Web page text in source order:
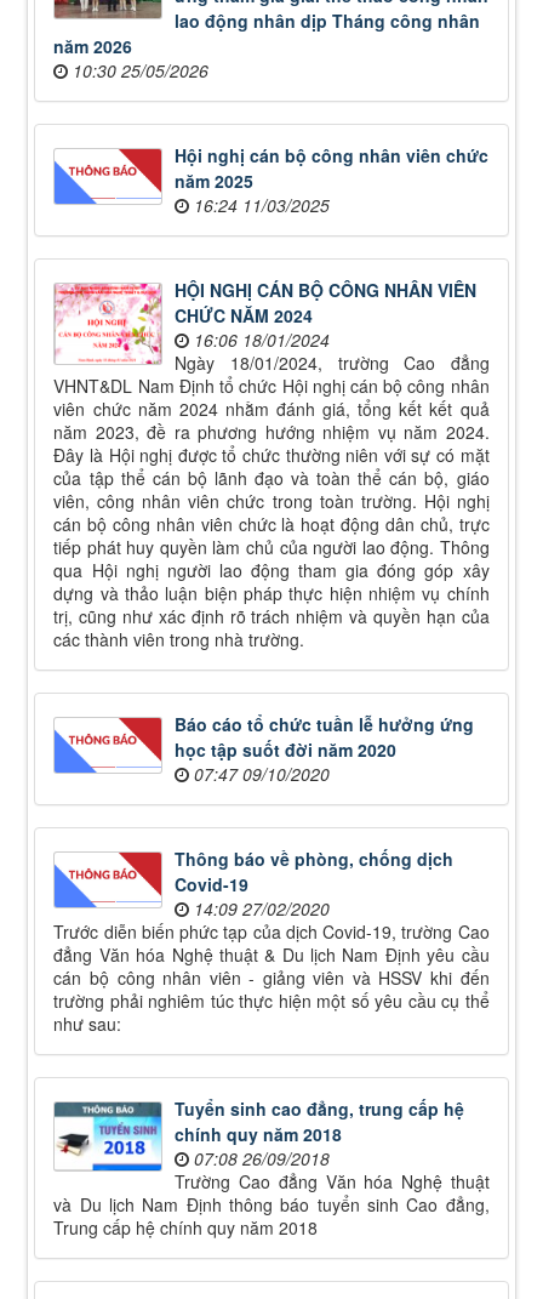
lao động nhân dịp Tháng công nhân
năm 2026
10:30 25/05/2026
Hội nghị cán bộ công nhân viên chức
năm 2025
16:24 11/03/2025
HỘI NGHỊ CÁN BỘ CÔNG NHÂN VIÊN
CHỨC NĂM 2024
16:06 18/01/2024
Ngày 18/01/2024, trường Cao đẳng
VHNT&DL Nam Định tổ chức Hội nghị cán bộ công nhân
viên chức năm 2024 nhằm đánh giá, tổng kết kết quả
năm 2023, đề ra phương hướng nhiệm vụ năm 2024.
Đây là Hội nghị được tổ chức thường niên với sự có mặt
của tập thể cán bộ lãnh đạo và toàn thể cán bộ, giáo
viên, công nhân viên chức trong toàn trường. Hội nghị
cán bộ công nhân viên chức là hoạt động dân chủ, trực
tiếp phát huy quyền làm chủ của người lao động. Thông
qua Hội nghị người lao động tham gia đóng góp xây
dựng và thảo luận biện pháp thực hiện nhiệm vụ chính
trị, cũng như xác định rõ trách nhiệm và quyền hạn của
các thành viên trong nhà trường.
Báo cáo tổ chức tuần lễ hưởng ứng
học tập suốt đời năm 2020
07:47 09/10/2020
Thông báo về phòng, chống dịch
Covid-19
14:09 27/02/2020
Trước diễn biến phức tạp của dịch Covid-19, trường Cao
đẳng Văn hóa Nghệ thuật & Du lịch Nam Định yêu cầu
cán bộ công nhân viên - giảng viên và HSSV khi đến
trường phải nghiêm túc thực hiện một số yêu cầu cụ thể
như sau:
Tuyển sinh cao đẳng, trung cấp hệ
chính quy năm 2018
07:08 26/09/2018
Trường Cao đẳng Văn hóa Nghệ thuật
và Du lịch Nam Định thông báo tuyển sinh Cao đẳng,
Trung cấp hệ chính quy năm 2018